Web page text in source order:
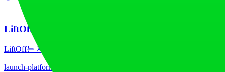
LiftOff
LiftOff는 제작자들이 제품을 출시하고, 추천을 받으며, 발견되
launch-platform